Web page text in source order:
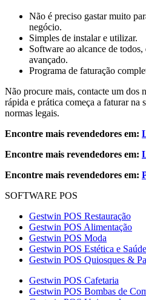
Não é preciso gastar muito
negócio.
Simples de instalar e utilizar.
Software ao alcance de
avançado.
Programa de faturação
Não procure mais, contacte um dos
rápida e prática começa a faturar na
normas legais.
Encontre mais revendedores em:
Encontre mais revendedores em:
Encontre mais revendedores em:
SOFTWARE POS
Gestwin POS Restauração
Gestwin POS Alimentação
Gestwin POS Moda
Gestwin POS Estética e Saúde
Gestwin POS Quiosques &
Gestwin POS Cafetaria
Gestwin POS Bombas de